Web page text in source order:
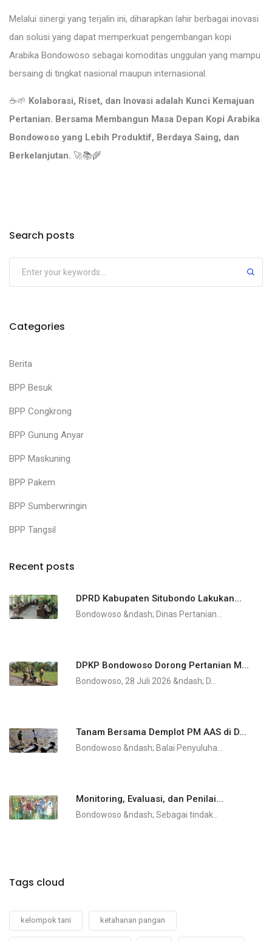
Melalui sinergi yang terjalin ini, diharapkan lahir berbagai inovasi
dan solusi yang dapat memperkuat pengembangan kopi
Arabika Bondowoso sebagai komoditas unggulan yang mampu
bersaing di tingkat nasional maupun internasional.
☕🌱 Kolaborasi, Riset, dan Inovasi adalah Kunci Kemajuan
Pertanian. Bersama Membangun Masa Depan Kopi Arabika
Bondowoso yang Lebih Produktif, Berdaya Saing, dan
Berkelanjutan. 🚀📚🌾
Search posts
Categories
Berita
BPP Besuk
BPP Congkrong
BPP Gunung Anyar
BPP Maskuning
BPP Pakem
BPP Sumberwringin
BPP Tangsil
Recent posts
DPRD Kabupaten Situbondo Lakukan...
Bondowoso &ndash; Dinas Pertanian...
DPKP Bondowoso Dorong Pertanian M...
Bondowoso, 28 Juli 2026 &ndash; D...
Tanam Bersama Demplot PM AAS di D...
Bondowoso &ndash; Balai Penyuluha...
Monitoring, Evaluasi, dan Penilai...
Bondowoso &ndash; Sebagai tindak...
Tags cloud
kelompok tani ketahanan pangan